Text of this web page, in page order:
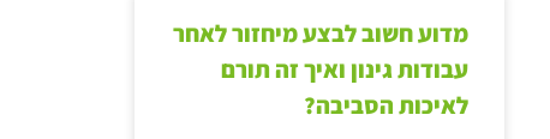
מדוע חשוב לבצע מיחזור לאחר
עבודות גינון ואיך זה תורם
לאיכות הסביבה?